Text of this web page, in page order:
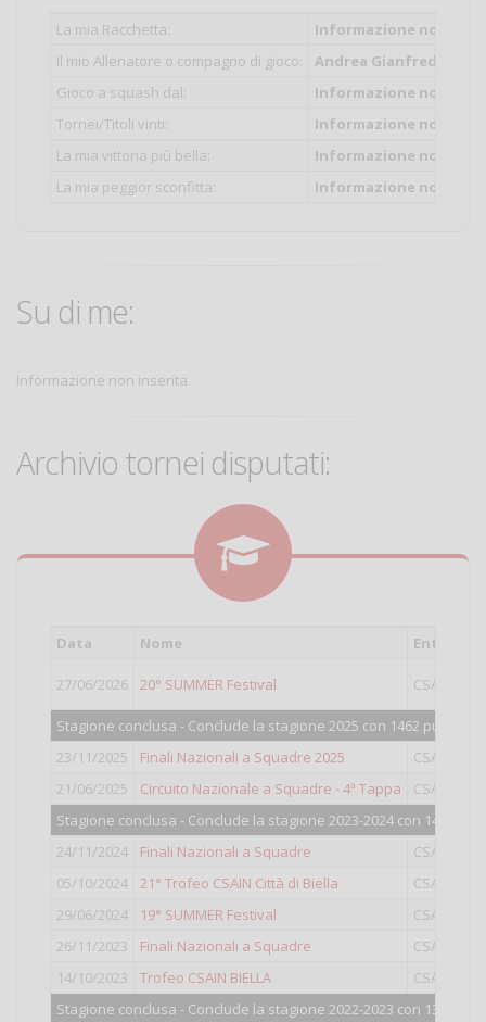
La mia Racchetta:
Informazione non
Il mio Allenatore o compagno di gioco:
Andrea Gianfredi
Gioco a squash dal:
Informazione non
Tornei/Titoli vinti:
Informazione non
La mia vittoria più bella:
Informazione non
La mia peggior sconfitta:
Informazione non
Su di me:
Informazione non inserita
Archivio tornei disputati:
Data Nome Ente
27/06/2026 20° SUMMER Festival CSAIN
Stagione conclusa - Conclude la stagione 2025 con 1462 punti.
23/11/2025
Finali Nazionali a Squadre 2025 CSAIN
21/06/2025
Circuito Nazionale a Squadre - 4ª Tappa CSAIN
Stagione conclusa - Conclude la stagione 2023-2024 con 1449
24/11/2024
Finali Nazionali a Squadre CSAIN
05/10/2024
21° Trofeo CSAIN Città di Biella CSAIN
29/06/2024
19° SUMMER Festival CSAIN
26/11/2023
Finali Nazionali a Squadre CSAIN
14/10/2023
Trofeo CSAIN BIELLA CSAIN
Stagione conclusa - Conclude la stagione 2022-2023 con 1312